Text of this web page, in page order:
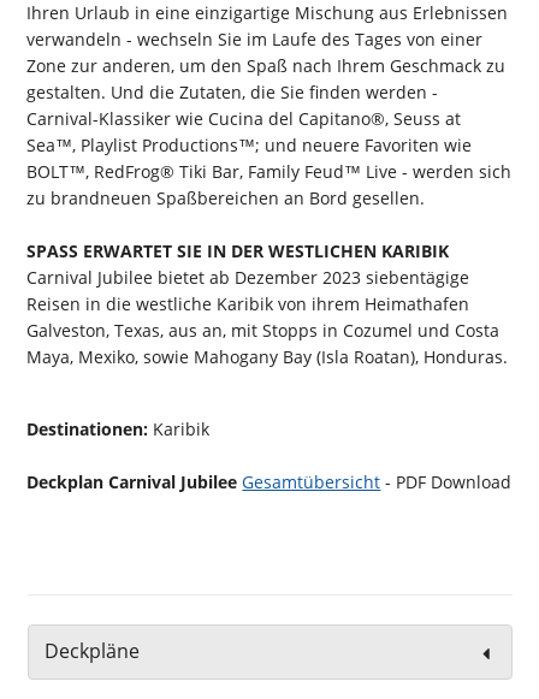
Ihren Urlaub in eine einzigartige Mischung aus Erlebnissen
verwandeln - wechseln Sie im Laufe des Tages von einer
Zone zur anderen, um den Spaß nach Ihrem Geschmack zu
gestalten. Und die Zutaten, die Sie finden werden -
Carnival-Klassiker wie Cucina del Capitano®, Seuss at
Sea™, Playlist Productions™; und neuere Favoriten wie
BOLT™, RedFrog® Tiki Bar, Family Feud™ Live - werden sich
zu brandneuen Spaßbereichen an Bord gesellen.
SPASS ERWARTET SIE IN DER WESTLICHEN KARIBIK
Carnival Jubilee bietet ab Dezember 2023 siebentägige
Reisen in die westliche Karibik von ihrem Heimathafen
Galveston, Texas, aus an, mit Stopps in Cozumel und Costa
Maya, Mexiko, sowie Mahogany Bay (Isla Roatan), Honduras.
Destinationen: Karibik
Deckplan Carnival Jubilee Gesamtübersicht - PDF Download
Deckpläne